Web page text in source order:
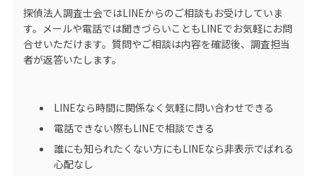
探偵法人調査士会ではLINEからのご相談もお受けしていま
す。メールや電話では聞きづらいこともLINEでお気軽にお問
合せいただけます。質問やご相談は内容を確認後、調査担当
者が返答いたします。
LINEなら時間に関係なく気軽に問い合わせできる
電話できない際もLINEで相談できる
誰にも知られたくない方にもLINEなら非表示でばれる
心配なし